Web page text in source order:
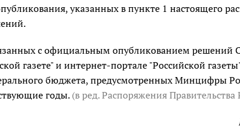
указанных в пункте 1 настоящего
с официальным опубликованием решений
газете" и интернет-портале "Российской
бюджета, предусмотренных Минцифры
годы. (в ред. Распоряжения